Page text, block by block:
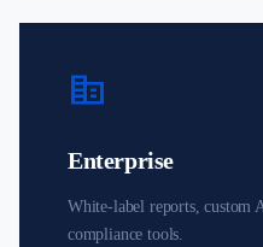
corporate_fare
Enterprise
White-label reports, custom
compliance tools.